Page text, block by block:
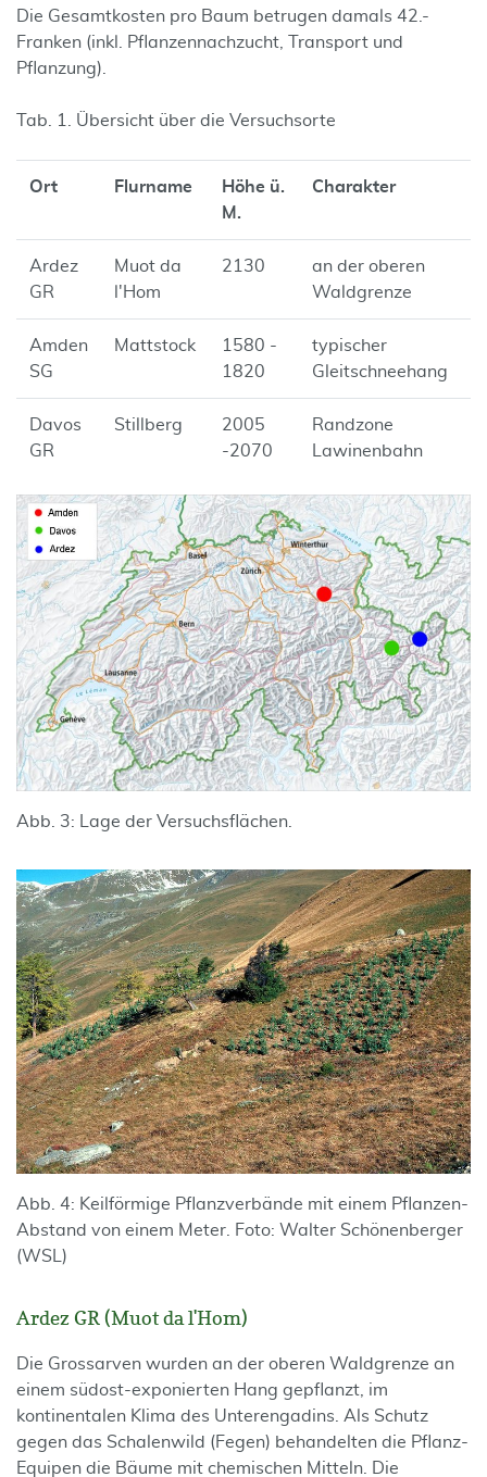
Die Gesamtkosten pro Baum betrugen damals 42.-
Franken (inkl. Pflanzennachzucht, Transport und
Pflanzung).
Ort Flurname
Höhe ü.
M.
Charakter
Ardez
GR
Muot da
l'Hom
2130
an der oberen
Waldgrenze
Amden
SG
Mattstock
1580 -
1820
typischer
Gleitschneehang
Davos
GR
Stillberg
2005
-2070
Randzone
Lawinenbahn
Tab. 1. Übersicht über die Versuchsorte
Abb. 3: Lage der Versuchsflächen.
Abb. 4: Keilförmige Pflanzverbände mit einem Pflanzen-
Abstand von einem Meter. Foto: Walter Schönenberger
(WSL)
Ardez GR (Muot da l'Hom)
Die Grossarven wurden an der oberen Waldgrenze an
einem südost-exponierten Hang gepflanzt, im
kontinentalen Klima des Unterengadins. Als Schutz
gegen das Schalenwild (Fegen) behandelten die Pflanz-
Equipen die Bäume mit chemischen Mitteln. Die